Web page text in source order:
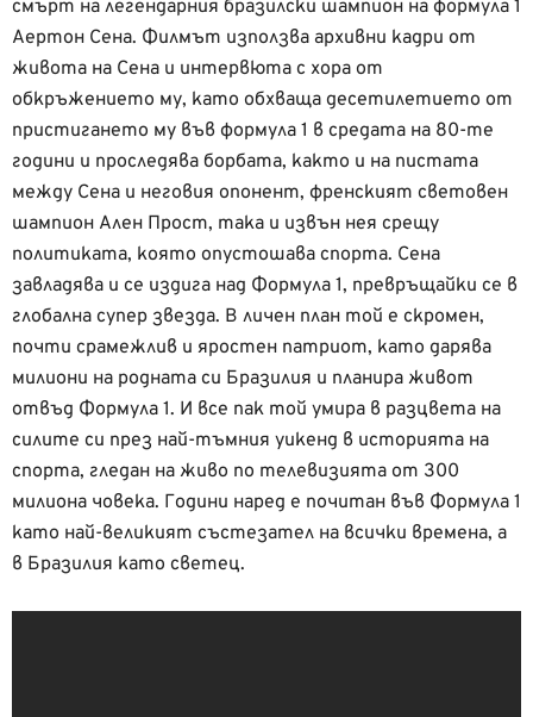
смърт на легендарния бразилски шампион на формула 1
Аертон Сена. Филмът използва архивни кадри от
живота на Сена и интервюта с хора от
обкръжението му, като обхваща десетилетието от
пристигането му във формула 1 в средата на 80-те
години и проследява борбата, както и на пистата
между Сена и неговия опонент, френският световен
шампион Ален Прост, така и извън нея срещу
политиката, която опустошава спорта. Сена
завладява и се издига над Формула 1, превръщайки се в
глобална супер звезда. В личен план той е скромен,
почти срамежлив и яростен патриот, като дарява
милиони на родната си Бразилия и планира живот
отвъд Формула 1. И все пак той умира в разцвета на
силите си през най-тъмния уикенд в историята на
спорта, гледан на живо по телевизията от 300
милиона човека. Години наред е почитан във Формула 1
като най-великият състезател на всички времена, а
в Бразилия като светец.